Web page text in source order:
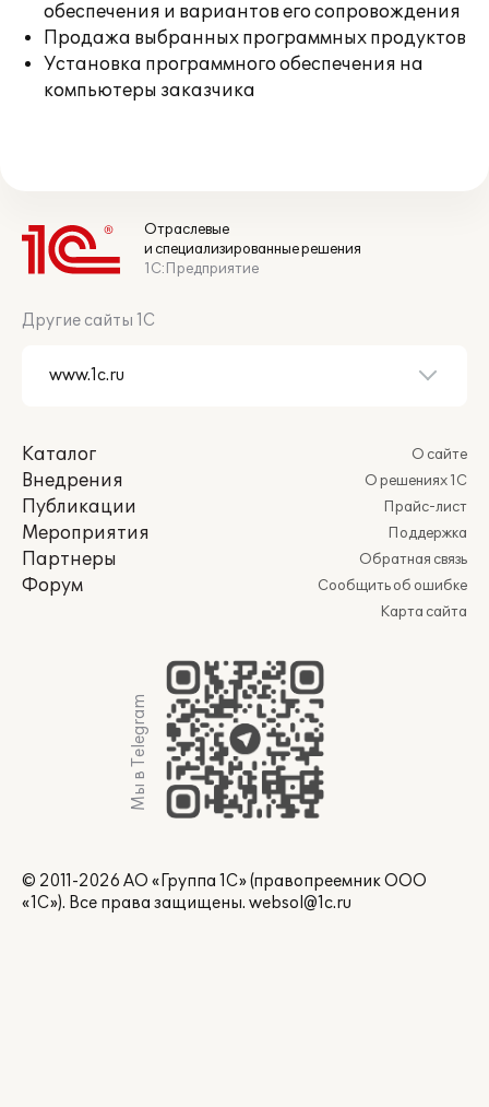
обеспечения и вариантов его сопровождения
Продажа выбранных программных продуктов
Установка программного обеспечения на
компьютеры заказчика
Отраслевые
и специализированные решения
1С:Предприятие
Другие сайты 1С
Каталог
Внедрения
Публикации
Мероприятия
Партнеры
Форум
О сайте
О решениях 1С
Прайс-лист
Поддержка
Обратная связь
Сообщить об ошибке
Карта сайта
Мы в Telegram
© 2011-2026 АО «Группа 1С» (правопреемник ООО
«1С»). Все права защищены. websol@1c.ru